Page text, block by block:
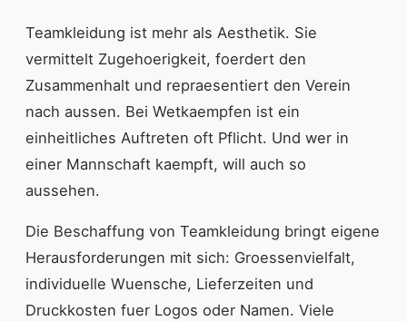
Teamkleidung ist mehr als Aesthetik. Sie
vermittelt Zugehoerigkeit, foerdert den
Zusammenhalt und repraesentiert den Verein
nach aussen. Bei Wetkaempfen ist ein
einheitliches Auftreten oft Pflicht. Und wer in
einer Mannschaft kaempft, will auch so
aussehen.
Die Beschaffung von Teamkleidung bringt eigene
Herausforderungen mit sich: Groessenvielfalt,
individuelle Wuensche, Lieferzeiten und
Druckkosten fuer Logos oder Namen. Viele